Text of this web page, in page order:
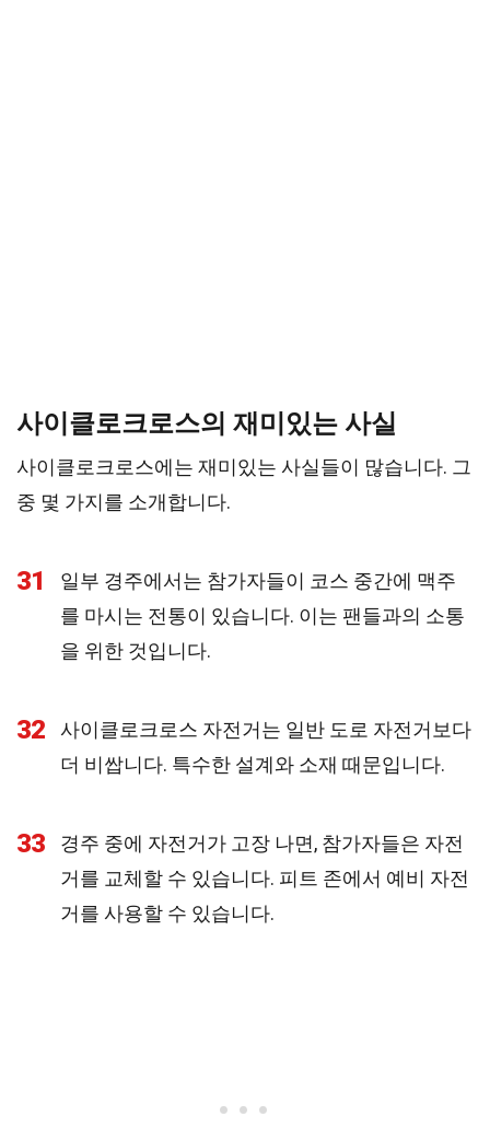
사이클로크로스의 재미있는 사실
사이클로크로스에는 재미있는 사실들이 많습니다. 그
중 몇 가지를 소개합니다.
31
일부 경주에서는 참가자들이 코스 중간에 맥주
를 마시는 전통이 있습니다. 이는 팬들과의 소통
을 위한 것입니다.
32
사이클로크로스 자전거는 일반 도로 자전거보다
더 비쌉니다. 특수한 설계와 소재 때문입니다.
33
경주 중에 자전거가 고장 나면, 참가자들은 자전
거를 교체할 수 있습니다. 피트 존에서 예비 자전
거를 사용할 수 있습니다.